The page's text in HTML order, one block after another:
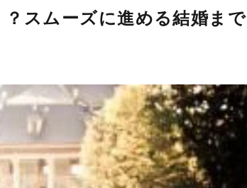
スムーズに進める結婚まで
言葉 エピソード
Follow us on